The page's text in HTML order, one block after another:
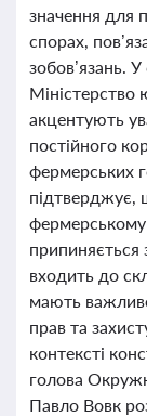
значення для
спорах,
зобов’язань.
Міністерство
акцентують
постійного
фермерських
підтверджує,
фермерському
припиняється
входить до
мають
прав та
контексті
голова
Павло Вовк